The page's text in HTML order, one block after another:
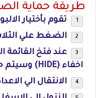
طريقة حماية
تقوم بأختيار
الضغط علي
عند فتخ
اخفاء (HIDE) وسيتم حفظها في البوم المخفي .
الانتقال الي